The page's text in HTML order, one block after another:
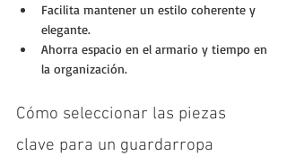
Facilita mantener un estilo coherente y
elegante.
Ahorra espacio en el armario y tiempo en
la organización.
Cómo seleccionar las piezas
clave para un guardarropa